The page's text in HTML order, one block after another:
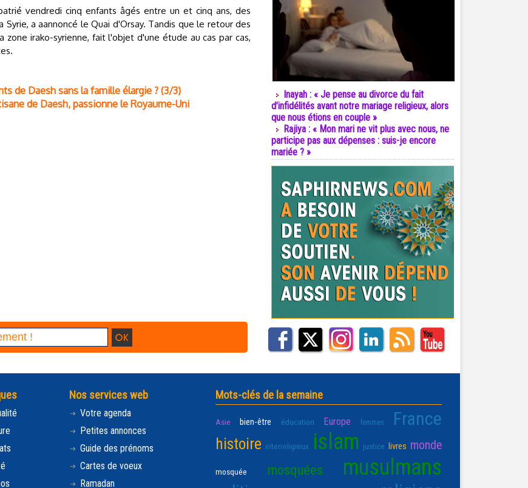
vendredi cinq enfants âgés entre un et cinq ans, des
a aannoncé le Quai d'Orsay. Tandis que le retour des
zone irako-syrienne, fait l'objet d'une étude au cas par cas,
de Daesh sans la famille élargie ? (3/3)
de Daesh, passionne le Royaume-Uni
Inayah : « Je pense au divorce du fait
d’infidélités avant notre mariage religieux, alors
que nous étions en couple »
Rajiya : « Mon mari ne vit plus avec nous, ne
participe pas aux dépenses : suis-je encore
mariée ? »
Nos services web
Votre agenda
Petites annonces
Guide des prénoms
Cartes de voeux
Ramadan
Mots-clés de la semaine
Asie bien-être éducation Europe femmes France
histoire interreligieux islam justice livres monde
mosquée mosquées musulmans